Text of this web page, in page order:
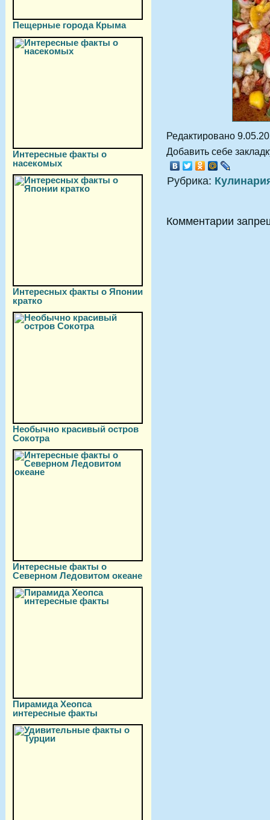
Пещерные города Крыма
Интересные факты о
насекомых
Интересных факты о Японии
кратко
Необычно красивый остров
Сокотра
Интересные факты о
Северном Ледовитом океане
Пирамида Хеопса
интересные факты
Редактировано
Добавить себе
Рубрика:
Комментарии